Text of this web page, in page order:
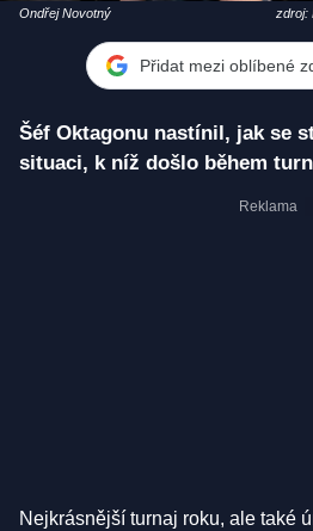
Ondřej Novotný zdroj:
Přidat mezi oblíbené
Šéf Oktagonu nastínil, jak se
situaci, k níž došlo během
Nejkrásnější turnaj roku, ale také